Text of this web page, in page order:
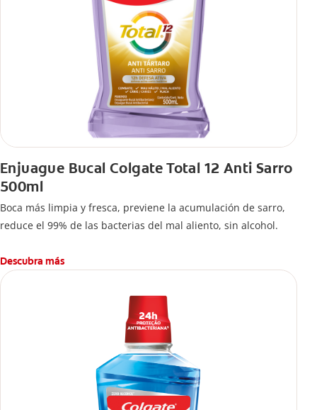
Enjuague Bucal Colgate Total 12 Anti Sarro
500ml
Boca más limpia y fresca, previene la acumulación de sarro,
reduce el 99% de las bacterias del mal aliento, sin alcohol.
Descubra más